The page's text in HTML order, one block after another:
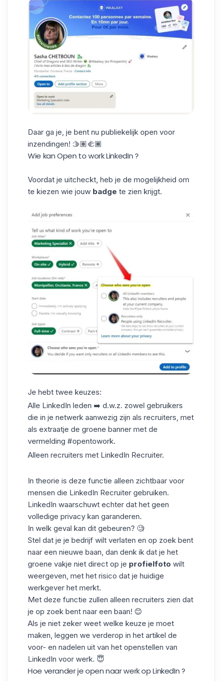
Daar ga je, je bent nu publiekelijk open voor
inzendingen! 🫱🏽🫲🏾
Wie kan Open to work LinkedIn ?
Voordat je uitcheckt, heb je de mogelijkheid om
te kiezen wie jouw badge te zien krijgt.
Je hebt twee keuzes:
Alle LinkedIn leden ➡️ d.w.z. zowel gebruikers
die in je netwerk aanwezig zijn als recruiters, met
als extraatje de groene banner met de
vermelding #opentowork.
Alleen recruiters met LinkedIn Recruiter.
In theorie is deze functie alleen zichtbaar voor
mensen die LinkedIn Recruiter gebruiken.
LinkedIn waarschuwt echter dat het geen
volledige privacy kan garanderen.
In welk geval kan dit gebeuren? 🧐
Stel dat je je bedrijf wilt verlaten en op zoek bent
naar een nieuwe baan, dan denk ik dat je het
groene vakje niet direct op je profielfoto wilt
weergeven, met het risico dat je huidige
werkgever het merkt.
Met deze functie zullen alleen recruiters zien dat
je op zoek bent naar een baan! 😊
Als je niet zeker weet welke keuze je moet
maken, leggen we verderop in het artikel de
voor- en nadelen uit van het openstellen van
LinkedIn voor werk. 😇
Hoe verander je open naar werk op LinkedIn ?